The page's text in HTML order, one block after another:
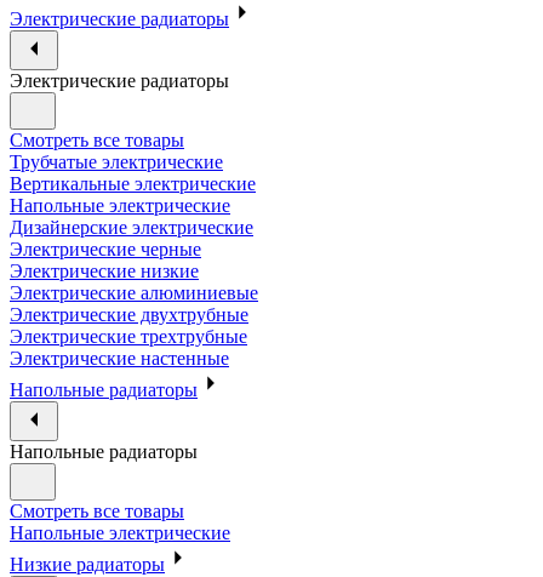
Электрические радиаторы
Электрические радиаторы
Смотреть все товары
Трубчатые электрические
Вертикальные электрические
Напольные электрические
Дизайнерские электрические
Электрические черные
Электрические низкие
Электрические алюминиевые
Электрические двухтрубные
Электрические трехтрубные
Электрические настенные
Напольные радиаторы
Напольные радиаторы
Смотреть все товары
Напольные электрические
Низкие радиаторы